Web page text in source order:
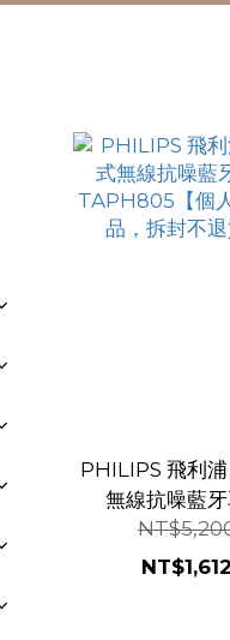
PHILIPS 飛利
無線抗噪藍
TAPH805【個
品，拆封不退
NT$1,612